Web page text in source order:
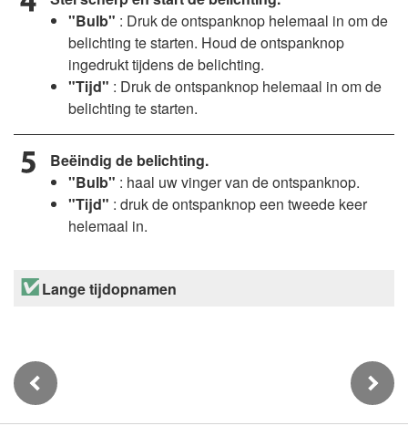
"Bulb" : Druk de ontspanknop helemaal in om de
belichting te starten. Houd de ontspanknop
ingedrukt tijdens de belichting.
"Tijd" : Druk de ontspanknop helemaal in om de
belichting te starten.
Beëindig de belichting.
"Bulb" : haal uw vinger van de ontspanknop.
"Tijd" : druk de ontspanknop een tweede keer
helemaal in.
Lange tijdopnamen